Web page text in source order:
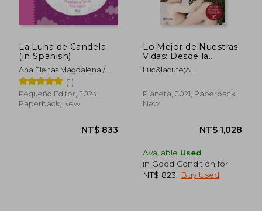
La Luna de Candela
(in Spanish)
Ana Fleitas Magdalena /
Iniesta
(1)
Pequeño Editor, 2024,
Paperback, New
Lo Mejor de Nuestras
Vidas: Desde la
Experiencia de mi
Profesión y la
Maternidad (no
Ficción) (in Spanish)
Luc&Iacute;A
Planeta, 2021, Paperback,
New
Available Used
in Good Condition for
NT$ 823
Buy Used